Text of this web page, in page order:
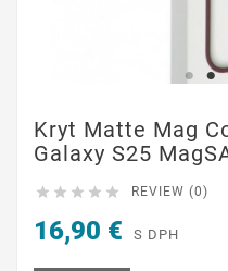
Kryt Matte Mag
Galaxy S25
     REVIEW (0)
16,90 € S DPH